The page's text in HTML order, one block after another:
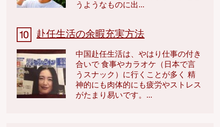
うようなものに出...
赴任生活の余暇充実方法
中国赴任生活は、やはり仕事の付き
合いで 食事やカラオケ（日本で言
うスナック）に行くことが多く 精
神的にも肉体的にも疲労やストレス
がたまり易いです。...